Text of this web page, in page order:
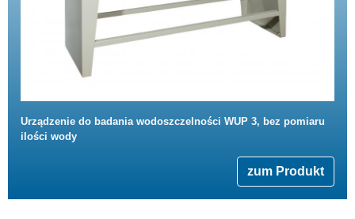
Urządzenie do badania wodoszczelności WUP 3, bez pomiaru
ilości wody
zum Produkt